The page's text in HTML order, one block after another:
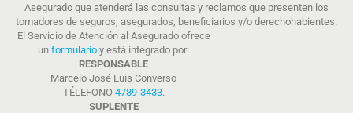
Asegurado que atenderá las consultas y reclamos que presenten los
tomadores de seguros, asegurados, beneficiarios y/o derechohabientes.
El Servicio de Atención al Asegurado ofrece
un formulario y está integrado por:
RESPONSABLE
Marcelo José Luis Converso
TÉLEFONO 4789-3433.
SUPLENTE